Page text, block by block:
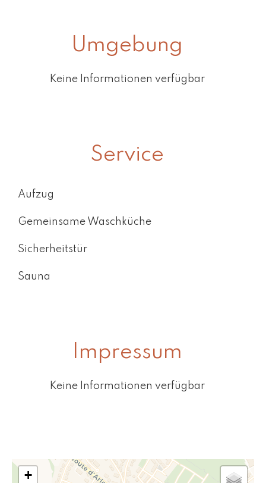
Umgebung
Keine Informationen verfügbar
Service
Aufzug
Gemeinsame Waschküche
Sicherheitstür
Sauna
Impressum
Keine Informationen verfügbar
+